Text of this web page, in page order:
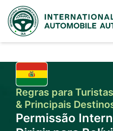
Regras para
& Principais
Permissão